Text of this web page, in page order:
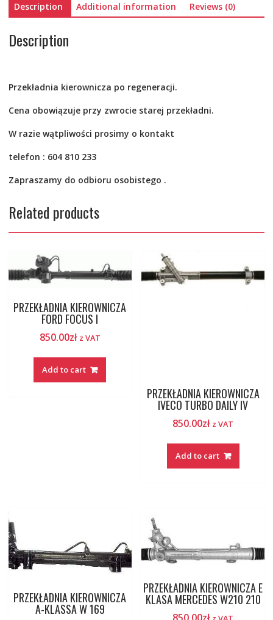
Description Additional information Reviews (0)
Description
Przekładnia kierownicza po regeneracji.
Cena obowiązuje przy zwrocie starej przekładni.
W razie wątpliwości prosimy o kontakt
telefon : 604 810 233
Zapraszamy do odbioru osobistego .
Related products
PRZEKŁADNIA KIEROWNICZA
FORD FOCUS I
850.00zł z VAT
Add to cart
PRZEKŁADNIA KIEROWNICZA
IVECO TURBO DAILY IV
850.00zł z VAT
Add to cart
PRZEKŁADNIA KIEROWNICZA
A-KLASSA W 169
PRZEKŁADNIA KIEROWNICZA E
KLASA MERCEDES W210 210